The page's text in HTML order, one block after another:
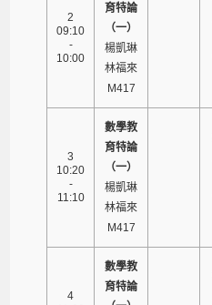
2
09:10
-
10:00
育特論
（一）
楊凱琳
林福來
M417
3
10:20
-
11:10
數學教
育特論
（一）
楊凱琳
林福來
M417
4
數學教
育特論